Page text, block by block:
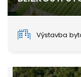
Výstavba